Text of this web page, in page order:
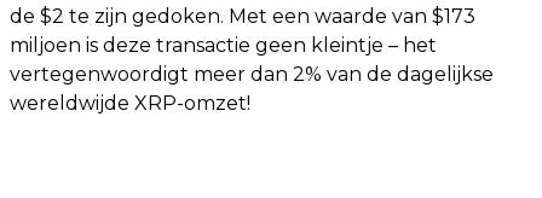
de $2 te zijn gedoken. Met een waarde van $173
miljoen is deze transactie geen kleintje – het
vertegenwoordigt meer dan 2% van de dagelijkse
wereldwijde XRP-omzet!